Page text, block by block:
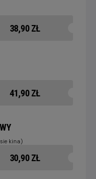
38,90 ZŁ
41,90 ZŁ
kina)
30,90 ZŁ